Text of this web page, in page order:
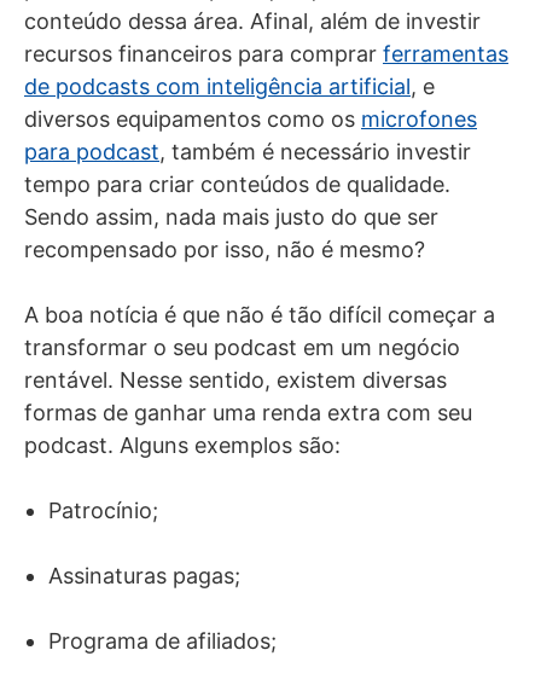
conteúdo dessa área. Afinal, além de investir
recursos financeiros para comprar ferramentas
de podcasts com inteligência artificial, e
diversos equipamentos como os microfones
para podcast, também é necessário investir
tempo para criar conteúdos de qualidade.
Sendo assim, nada mais justo do que ser
recompensado por isso, não é mesmo?
A boa notícia é que não é tão difícil começar a
transformar o seu podcast em um negócio
rentável. Nesse sentido, existem diversas
formas de ganhar uma renda extra com seu
podcast. Alguns exemplos são:
Patrocínio;
Assinaturas pagas;
Programa de afiliados;